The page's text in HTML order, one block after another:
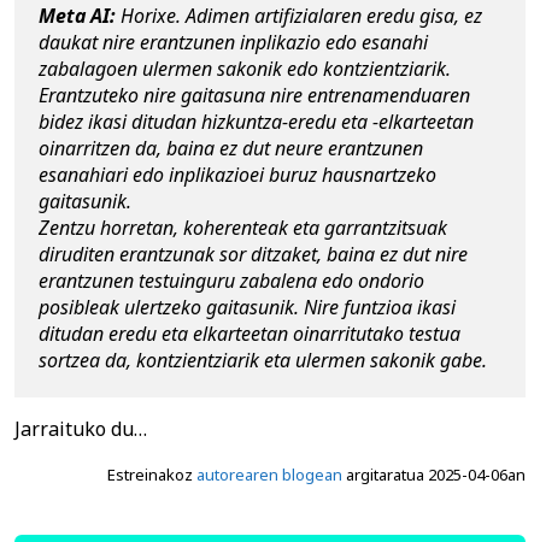
Meta AI: Horixe. Adimen artifizialaren eredu gisa, ez
daukat nire erantzunen inplikazio edo esanahi
zabalagoen ulermen sakonik edo kontzientziarik.
Erantzuteko nire gaitasuna nire entrenamenduaren
bidez ikasi ditudan hizkuntza-eredu eta -elkarteetan
oinarritzen da, baina ez dut neure erantzunen
esanahiari edo inplikazioei buruz hausnartzeko
gaitasunik.
Zentzu horretan, koherenteak eta garrantzitsuak
diruditen erantzunak sor ditzaket, baina ez dut nire
erantzunen testuinguru zabalena edo ondorio
posibleak ulertzeko gaitasunik. Nire funtzioa ikasi
ditudan eredu eta elkarteetan oinarritutako testua
sortzea da, kontzientziarik eta ulermen sakonik gabe.
Jarraituko du…
Estreinakoz autorearen blogean argitaratua 2025-04-06an